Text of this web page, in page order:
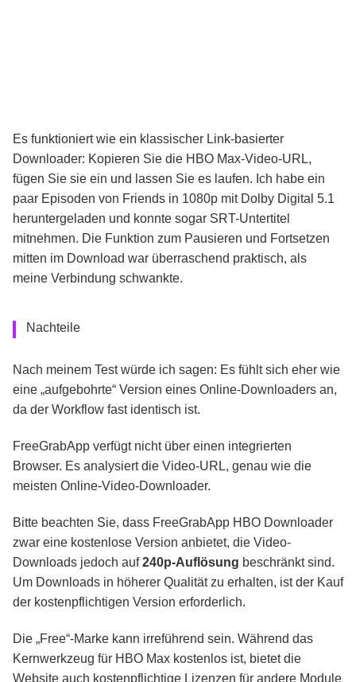
Es funktioniert wie ein klassischer Link-basierter
Downloader: Kopieren Sie die HBO Max-Video-URL,
fügen Sie sie ein und lassen Sie es laufen. Ich habe ein
paar Episoden von Friends in 1080p mit Dolby Digital 5.1
heruntergeladen und konnte sogar SRT-Untertitel
mitnehmen. Die Funktion zum Pausieren und Fortsetzen
mitten im Download war überraschend praktisch, als
meine Verbindung schwankte.
Nachteile
Nach meinem Test würde ich sagen: Es fühlt sich eher wie
eine „aufgebohrte“ Version eines Online-Downloaders an,
da der Workflow fast identisch ist.
FreeGrabApp verfügt nicht über einen integrierten
Browser. Es analysiert die Video-URL, genau wie die
meisten Online-Video-Downloader.
Bitte beachten Sie, dass FreeGrabApp HBO Downloader
zwar eine kostenlose Version anbietet, die Video-
Downloads jedoch auf240p-Auflösung beschränkt sind.
Um Downloads in höherer Qualität zu erhalten, ist der Kauf
der kostenpflichtigen Version erforderlich.
Die „Free“-Marke kann irreführend sein. Während das
Kernwerkzeug für HBO Max kostenlos ist, bietet die
Website auch kostenpflichtige Lizenzen für andere Module